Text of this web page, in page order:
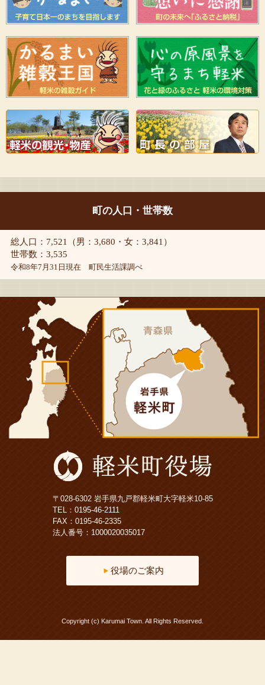
町の人口・世帯数
総人口：7,521（男：3,680・女：3,841）
世帯数：3,535
令和8年7月31日現在 町民生活課調べ
〒028-6302 岩手県九戸郡軽米町大字軽米10-85
TEL： 0195-46-2111
FAX：0195-46-2335
法人番号：1000020035017
役場のご案内
Copyright (c) Karumai Town. All Rights Reserved.